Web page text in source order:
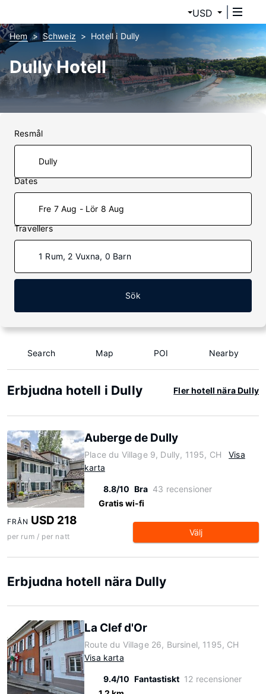
USD
Hem Schweiz Hotell i Dully
Dully Hotell
Resmål
Dates
Fre 7 Aug - Lör 8 Aug
Travellers
1 Rum, 2 Vuxna, 0 Barn
Sök
Search Map POI Nearby
Erbjudna hotell i Dully Fler hotell nära Dully
Auberge de Dully
Place du Village 9, Dully, 1195, CH
Visa
karta
8.8/10 Bra 43 recensioner
Gratis wi-fi
FRÅN USD 218
per rum / per natt Välj
Erbjudna hotell nära Dully
La Clef d'Or
Route du Village 26, Bursinel, 1195, CH
Visa karta
9.4/10 Fantastiskt 12 recensioner